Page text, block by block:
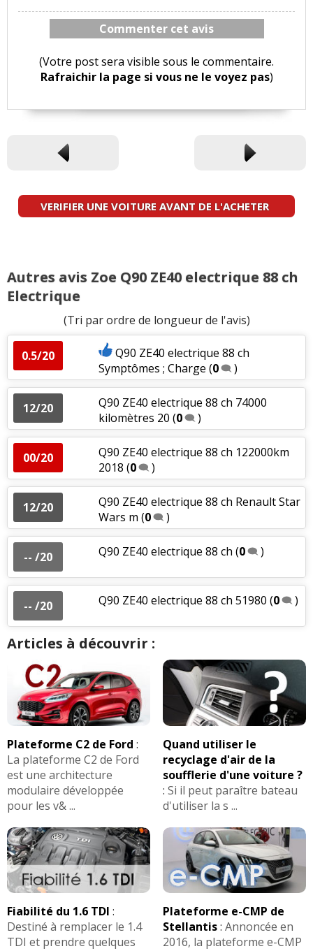
Commenter cet avis
(Votre post sera visible sous le commentaire.
Rafraichir la page si vous ne le voyez pas)
VERIFIER UNE VOITURE AVANT DE L'ACHETER
Autres avis Zoe Q90 ZE40 electrique 88 ch
Electrique
(Tri par ordre de longueur de l'avis)
0.5/20
Q90 ZE40 electrique 88 ch
Symptômes ; Charge (0 )
12/20
Q90 ZE40 electrique 88 ch 74000
kilomètres 20 (0 )
00/20
Q90 ZE40 electrique 88 ch 122000km
2018 (0 )
12/20
Q90 ZE40 electrique 88 ch Renault Star
Wars m (0 )
-- /20 Q90 ZE40 electrique 88 ch (0 )
-- /20 Q90 ZE40 electrique 88 ch 51980 (0 )
Articles à découvrir :
Plateforme C2 de Ford :
La plateforme C2 de Ford
est une architecture
modulaire développée
pour les v& ...
Quand utiliser le
recyclage d'air de la
soufflerie d'une voiture ?
: Si il peut paraître bateau
d'utiliser la s ...
Fiabilité du 1.6 TDI :
Destiné à remplacer le 1.4
TDI et prendre quelques
Plateforme e-CMP de
Stellantis: Annoncée en
2016, la plateforme e-CMP